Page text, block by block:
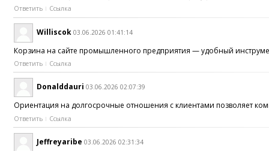
Ответить Ссылка
Williscok 03.06.2026 01:41:14
Корзина на сайте промышленного предприятия — удобный
Ответить Ссылка
Donalddauri 03.06.2026 02:07:39
Ориентация на долгосрочные отношения с клиентами позволяет
Ответить Ссылка
Jeffreyaribe 03.06.2026 02:31:34